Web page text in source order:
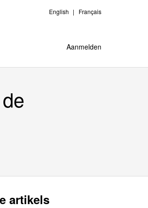
English Français
Aanmelden
artikels